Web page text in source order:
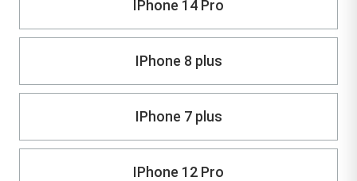
IPhone 14 Pro
IPhone 8 plus
IPhone 7 plus
IPhone 12 Pro